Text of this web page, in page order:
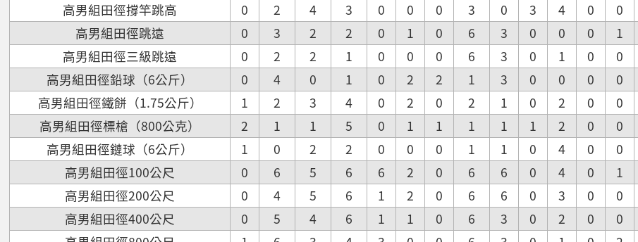
高男組田徑撐竿跳高
0 2 4 3 0 0 0 3 0 3 4 0 0
高男組田徑跳遠
0 3 2 2 0 1 0 6 3 0 0 0 1
高男組田徑三級跳遠
0 2 2 1 0 0 0 6 3 0 1 0 0
高男組田徑鉛球（6公斤）
0 4 0 1 0 2 2 1 3 0 0 0 0
高男組田徑鐵餅（1.75公斤）
1 2 3 4 0 2 0 2 1 0 2 0 0
高男組田徑標槍（800公克）
2 1 1 5 0 1 1 1 1 1 2 0 0
高男組田徑鏈球（6公斤）
1 0 2 2 0 0 0 1 1 0 4 0 0
高男組田徑100公尺
0 6 5 6 6 2 0 6 6 0 4 0 1
高男組田徑200公尺
0 4 5 6 1 2 0 6 6 0 3 0 0
高男組田徑400公尺
0 5 4 6 1 1 0 6 3 0 2 0 0